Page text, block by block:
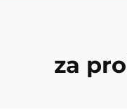
za